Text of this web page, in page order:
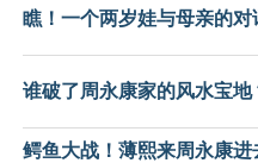
瞧！一个两岁娃与母亲的对
谁破了周永康家的风水宝地
鳄鱼大战！薄熙来周永康进